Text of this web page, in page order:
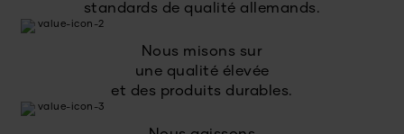
standards de qualité allemands.
Nous misons sur
une qualité élevée
et des produits durables.